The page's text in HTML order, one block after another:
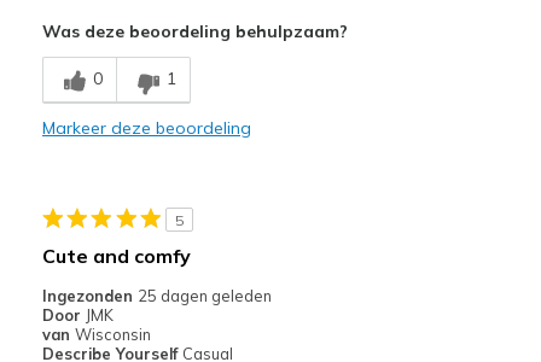
Minpunten
Need Break In
Beste toepassingen
Width
Sizing
Feels half size too big
Was deze beoordeling behulpzaam?
0 1
Markeer deze beoordeling
5
Cute and comfy
Ingezonden 25 dagen geleden
Door JMK
van Wisconsin
Describe Yourself Casual